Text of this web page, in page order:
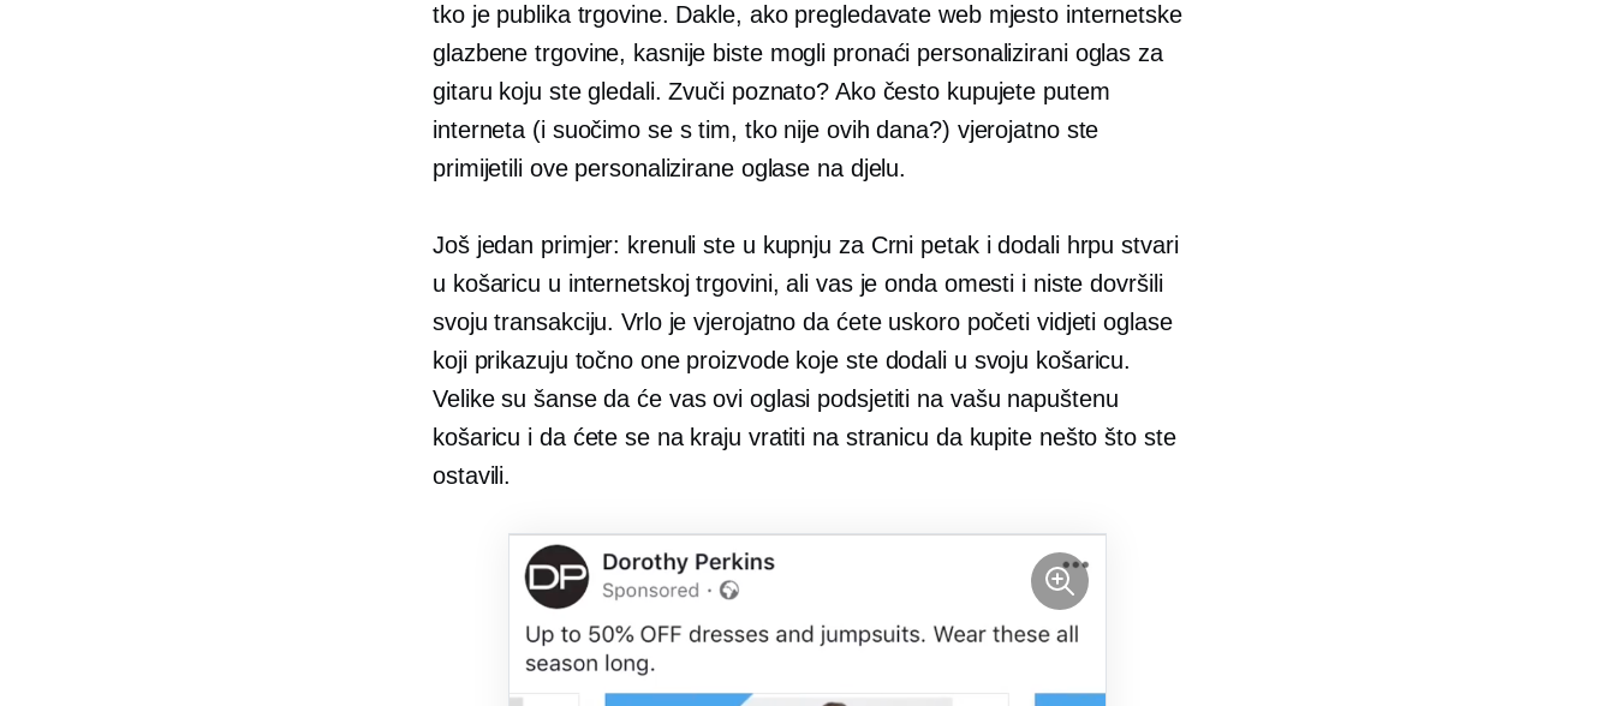
tko je publika trgovine. Dakle, ako pregledavate web mjesto internetske
glazbene trgovine, kasnije biste mogli pronaći personalizirani oglas za
gitaru koju ste gledali. Zvuči poznato? Ako često kupujete putem
interneta (i suočimo se s tim, tko nije ovih dana?) vjerojatno ste
primijetili ove personalizirane oglase na djelu.
Još jedan primjer: krenuli ste u kupnju za Crni petak i dodali hrpu stvari
u košaricu u internetskoj trgovini, ali vas je onda omesti i niste dovršili
svoju transakciju. Vrlo je vjerojatno da ćete uskoro početi vidjeti oglase
koji prikazuju točno one proizvode koje ste dodali u svoju košaricu.
Velike su šanse da će vas ovi oglasi podsjetiti na vašu napuštenu
košaricu i da ćete se na kraju vratiti na stranicu da kupite nešto što ste
ostavili.